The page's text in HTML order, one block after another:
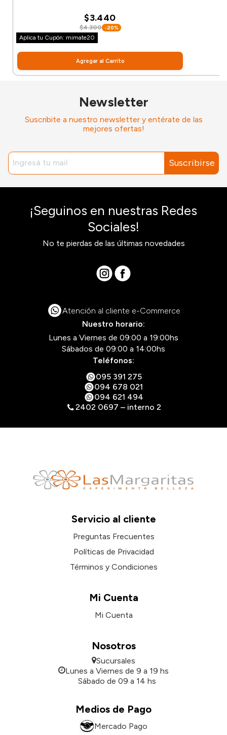
$3.440
$4.300 -20%
Aplica tu Cupón: mimate20
Agregar al Carrito
Newsletter
Suscribite a nuestro newsletter y entérate de las
mejores ofertas!
Suscribirse
¡Seguinos en nuestras Redes
Sociales!
No te pierdas de las últimas novedades
Atención al cliente e-Commerce
Nuestro horario:
Lunes a Viernes de 09:00 a 19:00hs
Sábados de 09:00 a 14:00hs
Teléfonos:
095 391 275
094 678 021
094 621 494
2402 0697 – interno 2
Servicio al cliente
Preguntas Frecuentes
Políticas de Privacidad
Términos y Condiciones
Mi Cuenta
Mi Cuenta
Nosotros
Sucursales
Lunes a Viernes de 9 a 19 hs
Sábado de 09 a 14 hs
Medios de Pago
Mercado Pago